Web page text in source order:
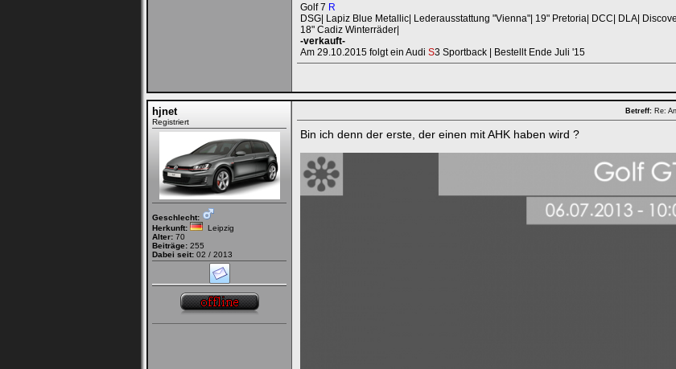
Golf 7 R
DSG| Lapiz Blue Metallic| Lederausstattung "Vienna"| 19" Pretoria| DCC| DLA|
18" Cadiz Winterräder|
-verkauft-
Am 29.10.2015 folgt ein Audi S3 Sportback | Bestellt Ende Juli '15
hjnet
Registriert
Geschlecht:
Herkunft:
Leipzig
Alter: 70
Beiträge: 255
Dabei seit: 02 / 2013
Betreff: Re:
Bin ich denn der erste, der einen mit AHK haben wird ?